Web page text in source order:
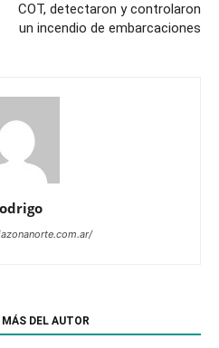
COT, detectaron y controlaron
un incendio de embarcaciones
MÁS DEL AUTOR